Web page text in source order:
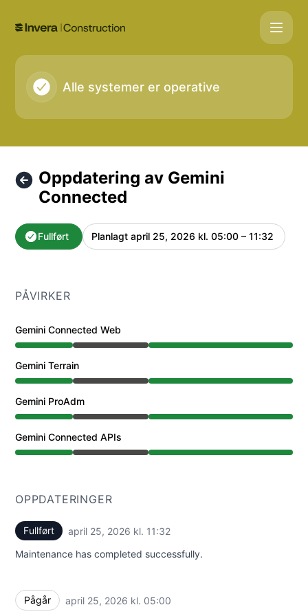
Gemini Construction - Oppdatering av Gemini Connected
Alle systemer er operative
Oppdatering av Gemini
Connected
Fullført Planlagt april 25, 2026 kl. 05:00 – 11:32 UTC
PÅVIRKER
Gemini Connected Web
Vedlikehold fra 5:00 AM til 11:32 AM
Gemini Terrain
Vedlikehold fra 5:00 AM til 11:32 AM
Gemini ProAdm
Vedlikehold fra 5:00 AM til 11:32 AM
Gemini Connected APIs
Vedlikehold fra 5:00 AM til 11:32 AM
OPPDATERINGER
Fullført april 25, 2026 kl. 11:32
Maintenance has completed successfully.
Pågår april 25, 2026 kl. 05:00